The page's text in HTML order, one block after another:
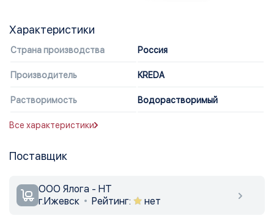
Характеристики
Страна производства Россия
Производитель KREDA
Растворимость Водорастворимый
Все характеристики
Поставщик
ООО Ялога - НТ
г.Ижевск
Рейтинг: нет